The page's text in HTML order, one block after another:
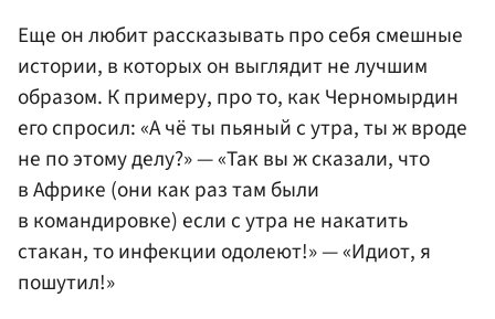
Еще он любит рассказывать про себя смешные
истории, в которых он выглядит не лучшим
образом. К примеру, про то, как Черномырдин
его спросил: «А чё ты пьяный с утра, ты ж вроде
не по этому делу?» — «Так вы ж сказали, что
в Африке (они как раз там были
в командировке) если с утра не накатить
стакан, то инфекции одолеют!» — «Идиот, я
пошутил!»